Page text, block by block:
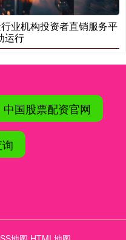
业机构投资者直销服务平
运行
中国股票配资官网